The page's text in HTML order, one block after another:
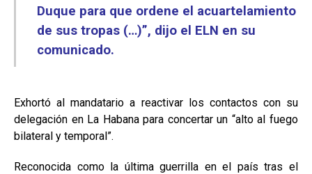
Duque para que ordene el acuartelamiento
de sus tropas (…)”, dijo el ELN en su
comunicado.
Exhortó al mandatario a reactivar los contactos con su
delegación en La Habana para concertar un “alto al fuego
bilateral y temporal”.
Reconocida como la última guerrilla en el país tras el